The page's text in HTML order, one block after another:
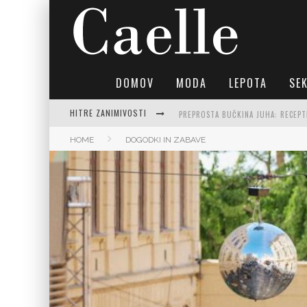
DOMOV MODA LEPOTA
HITRE ZANIMIVOSTI
PREPROSTA BUČKINA JUHA:
HOME DOGODKI IN ZABAVE